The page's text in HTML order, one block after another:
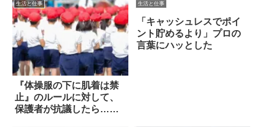
生活と仕事
『体操服の下に肌着は禁
止』のルールに対して、
保護者が抗議したら…
生活と仕事
「キャッシュレスでポイ
ント貯めるより」プロの
言葉にハッとした